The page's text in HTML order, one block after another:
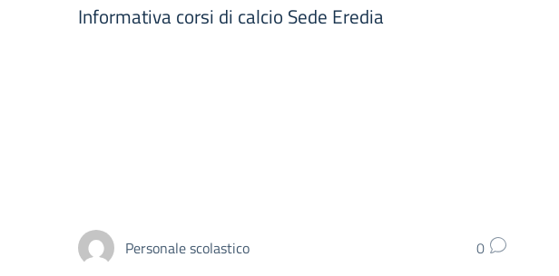
Informativa corsi di calcio Sede Eredia
Personale scolastico 0